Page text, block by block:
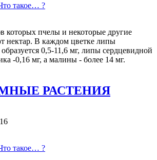
такое… ?
которых пчелы и некоторые другие
нектар. В каждом цветке липы
0,5-11,6 мг, липы сердцевидной
-0,16 мг, а малины - более 14 мг.
РАСТЕНИЯ
такое… ?